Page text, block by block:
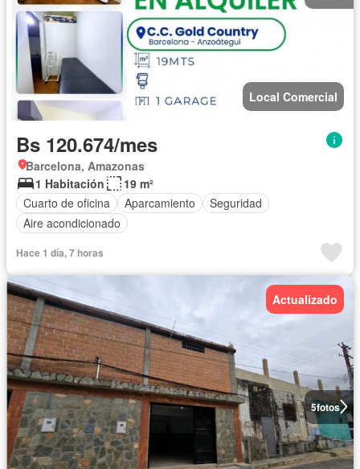
Local Comercial
Bs 120.674/mes
Barcelona, Amazonas
1 Habitación
19 m²
Cuarto de oficina
Aparcamiento
Seguridad
Aire acondicionado
Hace 1 día, 7 horas
5fotos
Actualizado